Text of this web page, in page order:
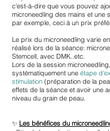
c'est-à-dire que vous pouvez
microneedling des mains et une
par exemple, ceci à un prix
Le prix du microneedling varie
réalisé lors de la séance:
Stemcell, avec DMK..etc.
Lors de la session
systématiquement une étape
stimulation (préparation de la
effets de la séance et avoir une
niveau du grain de peau.
✨ Les bénéfices du